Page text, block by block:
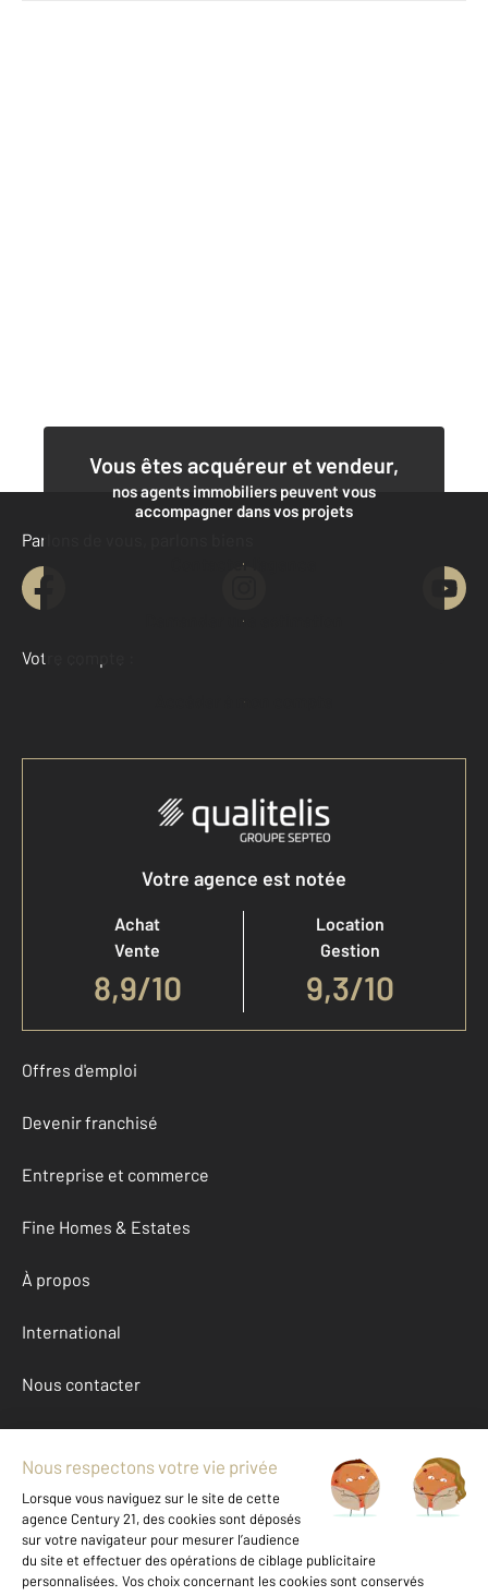
Vous êtes acquéreur et vendeur,
nos agents immobiliers peuvent vous
accompagner dans vos projets
Contacter l'agence
Demander une estimation
Parlons de vous, parlons biens
Votre compte :
Accéder à mon compte
Votre agence est notée
Achat
Vente
8,9/10
Location
Gestion
9,3/10
Offres d'emploi
Devenir franchisé
Entreprise et commerce
Fine Homes & Estates
À propos
International
Nous contacter
Mentions légales & CGU et Barèmes d'honoraires
Données personnelles
Gestionnaire des cookies